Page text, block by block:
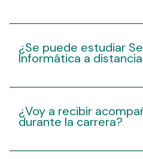
¿Se puede estudiar
Informática a
¿Voy a recibir
durante la carrera?